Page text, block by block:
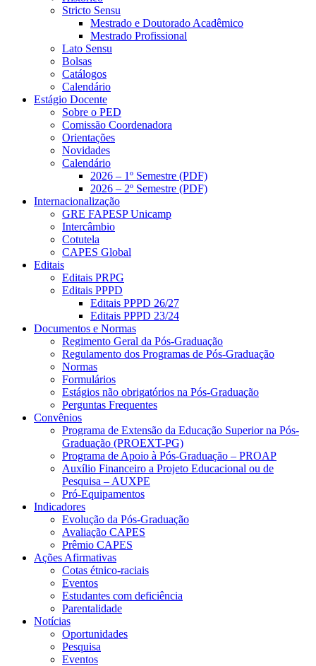
Stricto Sensu
Mestrado e Doutorado Acadêmico
Mestrado Profissional
Lato Sensu
Bolsas
Catálogos
Calendário
Estágio Docente
Sobre o PED
Comissão Coordenadora
Orientações
Novidades
Calendário
2026 – 1º Semestre (PDF)
2026 – 2º Semestre (PDF)
Internacionalização
GRE FAPESP Unicamp
Intercâmbio
Cotutela
CAPES Global
Editais
Editais PRPG
Editais PPPD
Editais PPPD 26/27
Editais PPPD 23/24
Documentos e Normas
Regimento Geral da Pós-Graduação
Regulamento dos Programas de Pós-Graduação
Normas
Formulários
Estágios não obrigatórios na Pós-Graduação
Perguntas Frequentes
Convênios
Programa de Extensão da Educação Superior na Pós-
Graduação (PROEXT-PG)
Programa de Apoio à Pós-Graduação – PROAP
Auxílio Financeiro a Projeto Educacional ou de
Pesquisa – AUXPE
Pró-Equipamentos
Indicadores
Evolução da Pós-Graduação
Avaliação CAPES
Prêmio CAPES
Ações Afirmativas
Cotas étnico-raciais
Eventos
Estudantes com deficiência
Parentalidade
Notícias
Oportunidades
Pesquisa
Eventos